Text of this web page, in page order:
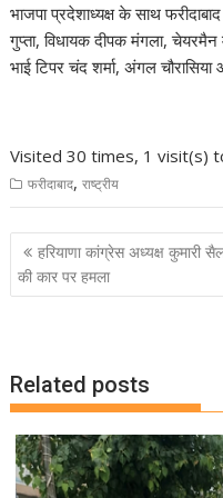
भाजपा प्रदेशाध्यक्ष के साथ
गुप्ता, विधायक दीपक मंगला,
भाई टिपर चंद शर्मा, अंगल
Visited 30 times, 1 visit(s)
फरीदाबाद,राष्ट्रीय
Post
navigation
हरियाणा कांग्रेस अध्यक्ष कुमारी
की कार पर हमला
Related posts